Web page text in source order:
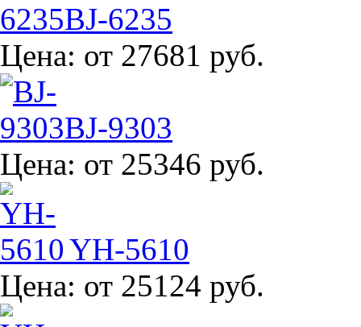
BJ-6235
Цена: от 27681 руб.
BJ-9303
Цена: от 25346 руб.
YH-5610
Цена: от 25124 руб.